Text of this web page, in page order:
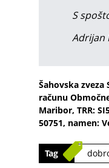
S
Adrijan
Šahovska
računu
Maribor, TRR:
50751, namen:
Tag